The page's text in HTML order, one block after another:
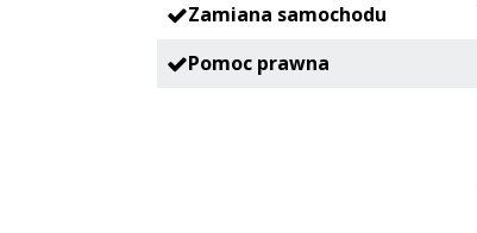
Zamiana samochodu
Pomoc prawna